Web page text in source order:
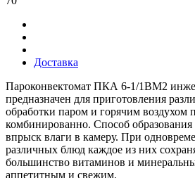
Доставка
Пароконвектомат ПКА 6-1/1ВМ2
предназначен для приготовления
обработки паром и горячим воздухом
комбинированно. Способ
впрыск влаги в камеру. При
различных блюд каждое из них
большинство витаминов и
аппетитным и свежим.